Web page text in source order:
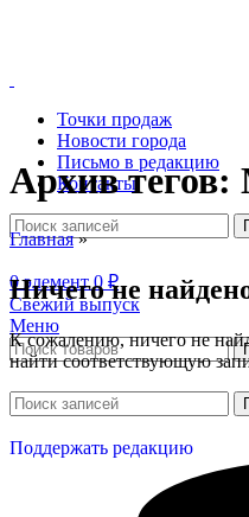
Точки продаж
Новости города
Письмо в редакцию
Контакты
0элемент 0 ₽
Свежий выпуск
Меню
0элемент 0₽
Архив
Главная»
Ничего не
К сожалению, ничего не
найти соответствующую
Поддержать редакцию